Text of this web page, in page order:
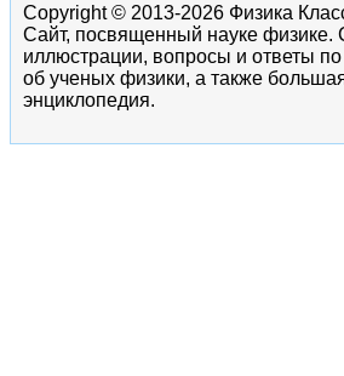
Copyright © 2013-2026 Физика
Сайт, посвященный науке физике.
иллюстрации, вопросы и ответы
об ученых физики, а также
энциклопедия.